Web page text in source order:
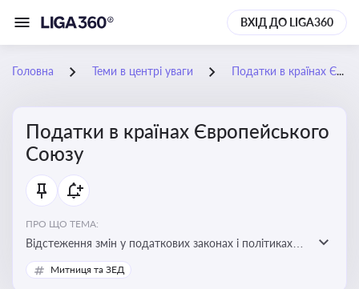
ВХІД ДО LIGA360
Головна Теми в центрі уваги Податки в країнах Європейського Союзу
Податки в країнах Європейського
Союзу
ПРО ЩО ТЕМА:
Відстеження змін у податкових законах і політиках
країн ЄС. Моніторинг кейсів, що впливають на бізнес-
процеси та фінансову звітність
Митниця та ЗЕД